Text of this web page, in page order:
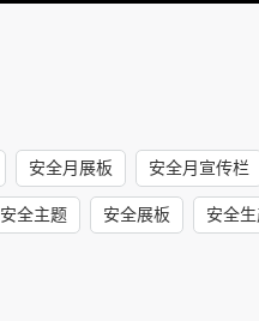
安全月展板 安全月宣传栏
安全主题 安全展板 安全